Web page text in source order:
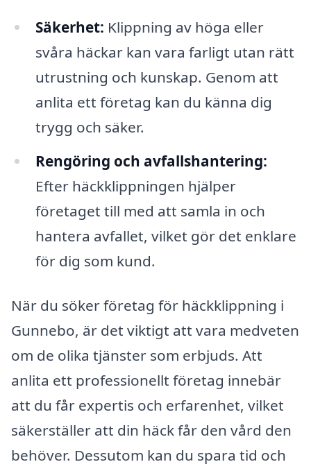
Säkerhet: Klippning av höga eller
svåra häckar kan vara farligt utan rätt
utrustning och kunskap. Genom att
anlita ett företag kan du känna dig
trygg och säker.
Rengöring och avfallshantering:
Efter häckklippningen hjälper
företaget till med att samla in och
hantera avfallet, vilket gör det enklare
för dig som kund.
När du söker företag för häckklippning i
Gunnebo, är det viktigt att vara medveten
om de olika tjänster som erbjuds. Att
anlita ett professionellt företag innebär
att du får expertis och erfarenhet, vilket
säkerställer att din häck får den vård den
behöver. Dessutom kan du spara tid och